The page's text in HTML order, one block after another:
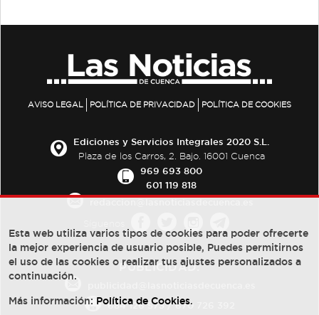
AVISO LEGAL POLÍTICA DE PRIVACIDAD POLÍTICA DE COOKIES
Ediciones y Servicios Integrales 2020 S.L.
Plaza de los Carros, 2. Bajo. 16001 Cuenca
969 693 800
601 119 818
PUBLICIDAD:
684 126 573/670 726 392
Esta web utiliza varios tipos de cookies para poder ofrecerte
la mejor experiencia de usuario posible, Puedes permitirnos
el uso de las cookies o realizar tus ajustes personalizados a
continuación.
Más información: Política de Cookies.